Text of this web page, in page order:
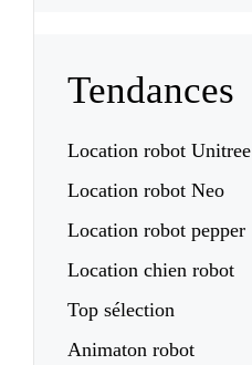
Tendances
Location robot Unitree
Location robot Neo
Location robot pepper
Location chien robot
Top sélection
Animaton robot